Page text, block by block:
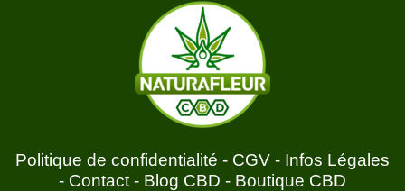
Politique de confidentialité - CGV - Infos Légales
- Contact - Blog CBD - Boutique CBD